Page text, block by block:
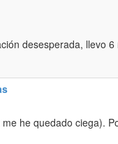
desesperada, llevo
he quedado ciega).